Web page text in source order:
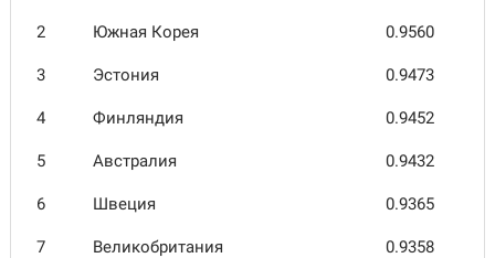
2 Южная Корея 0.9560
3 Эстония 0.9473
4 Финлян­дия 0.9452
5 Австра­лия 0.9432
6 Швеция 0.9365
7 Велико­британия 0.9358